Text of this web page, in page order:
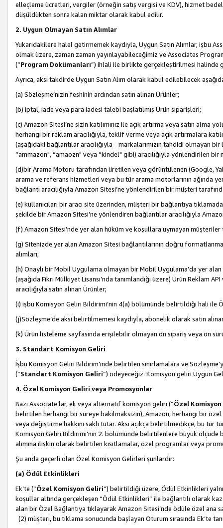
elleçleme ücretleri, vergiler (örneğin satış vergisi ve KDV), hizmet
düşüldükten sonra kalan miktar olarak kabul edilir.
2. Uygun Olmayan Satın Alımlar
Yukarıdakilere halel getirmemek kaydıyla, Uygun Satın Alımlar, işbu
olmak üzere, zaman zaman yayınlayabileceğimiz ve Associates
(“Program Dokümanları”) ihlali ile birlikte gerçekleştirilmesi halinde
Ayrıca, aksi takdirde Uygun Satın Alım olarak kabul edilebilecek
(a) Sözleşme’nizin feshinin ardından satın alınan Ürünler;
(b) iptal, iade veya para iadesi talebi başlatılmış Ürün siparişleri;
(c) Amazon Sitesi’ne sizin katılımınız ile açık artırma veya satın alma
herhangi bir reklam aracılığıyla, teklif verme veya açık artırmalara
(aşağıdaki bağlantılar aracılığıyla markalarımızın tahdidi olmayan
“ammazon", “amaozn" veya “kindel" gibi) aracılığıyla yönlendirilen
(d)bir Arama Motoru tarafından üretilen veya görüntülenen (Google,
arama ve referans hizmetleri veya bu tür arama motorlarının ağında
bağlantı aracılığıyla Amazon Sitesi’ne yönlendirilen bir müşteri
(e) kullanıcıları bir aracı site üzerinden, müşteri bir bağlantıya
şekilde bir Amazon Sitesi’ne yönlendiren bağlantılar aracılığıyla
(f) Amazon Sitesi’nde yer alan hüküm ve koşullara uymayan müşteriler
(g) Sitenizde yer alan Amazon Sitesi bağlantılarının doğru
alımları;
(h) Onaylı bir Mobil Uygulama olmayan bir Mobil Uygulama’da yer
(aşağıda Fikri Mülkiyet Lisansı’nda tanımlandığı üzere) Ürün Reklam
aracılığıyla satın alınan Ürünler;
(i) işbu Komisyon Geliri Bildirimi’nin 4(a) bölümünde belirtildiği hali ile
(j)Sözleşme’de aksi belirtilmemesi kaydıyla, abonelik olarak satın
(k) Ürün listeleme sayfasında erişilebilir olmayan ön sipariş veya ön
3. Standart Komisyon Geliri
İşbu Komisyon Geliri Bildirim’inde belirtilen sınırlamalara ve
(“Standart Komisyon Geliri”) ödeyeceğiz. Komisyon geliri Uygun
4. Özel Komisyon Geliri veya Promosyonlar
Bazı Associate’lar, ek veya alternatif komisyon geliri (“Özel
belirtilen herhangi bir süreye bakılmaksızın), Amazon, herhangi bir
veya değiştirme hakkını saklı tutar. Aksi açıkça belirtilmedikçe, bu tür
Komisyon Geliri Bildirimi’nin 2. bölümünde belirtilenlere büyük ölçüde
alımına ilişkin olarak belirtilen kısıtlamalar, özel programlar veya
Şu anda geçerli olan Özel Komisyon Gelirleri şunlardır:
(a) Ödül Etkinlikleri
Ek’te (“Özel Komisyon Geliri”) belirtildiği üzere, Ödül Etkinlikleri
koşullar altında gerçekleşen “Ödül Etkinlikleri” ile bağlantılı olarak
alan bir Özel Bağlantıya tıklayarak Amazon Sitesi’nde ödüle özel ana
(2) müşteri, bu tıklama sonucunda başlayan Oturum sırasında Ek’te